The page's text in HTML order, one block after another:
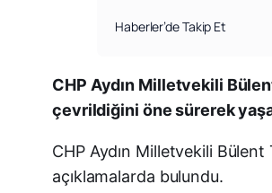
Haberler’de Takip Et
CHP Aydın Milletvekili
çevrildiğini öne sürerek
CHP Aydın Milletvekili
açıklamalarda bulundu.